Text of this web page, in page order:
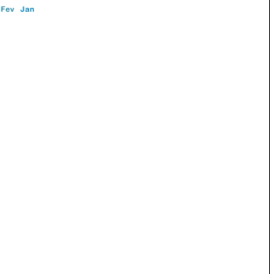
Fev Jan